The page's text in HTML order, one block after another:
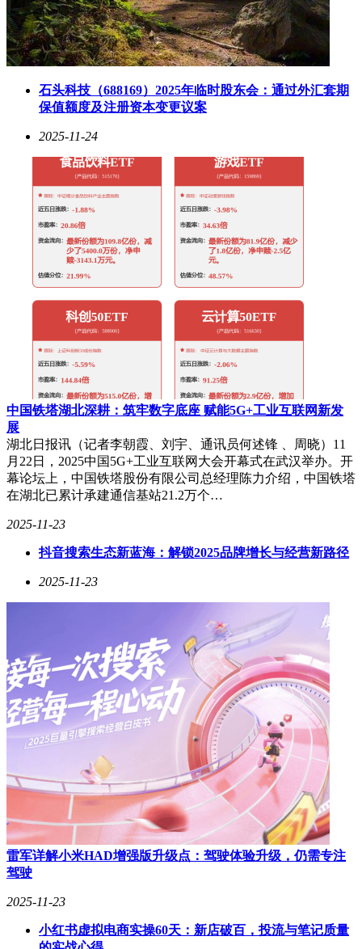
影像能力是荣耀500 Pro的核心亮点之一。主摄采用2亿像素传
感器，拥有1/1.4英寸超大底，支持CIPA5.0 OIS光学防抖，配
合全新云端AIGC人像功能，可重塑拍摄体验。实测中，无论
环境下的人像拍摄，均能呈现越级实力。拍摄高空飞机时，长
侧中框单独配置的AI按键支持三级操作逻辑：短按启动相
机、长触控对焦、长按2秒抓拍，滑动操作可实现顺滑变焦，
拍摄远处景物时无需反复拖拽屏幕，操作体验堪比专业卡片
机。系统支持自定义功能，可设置为AI识图、录音启动等快
捷入口，兼顾摄影爱好者与效率用户的需求。
性能与续航表现同样亮眼。全系搭载骁龙8系旗舰芯，Pro版配
备骁龙8 Elite芯片，配合OS Turbo X应用启动优化与Vulcan图
形引擎，多任务流畅无卡顿，抖音百张图片滑动加载更快，游
戏体验尤为突出。实测《和平精英》最大帧率为92fps，5%low
为85.6fps，温度控制在39℃。更突破性的是，轻薄机身内塞入
一块8000mAh青海湖电池，续航能力提升40%以上，彻底告别
一天多充焦虑。同时配备80W超级有线快充、50W无线快充及
27W反向充电功能，搭配都江堰AI电源管理与定制快充芯片，
实现电量精准测量。
系统层面，荣耀500 Pro搭载行业首款自进化AI智能体
YOYO，配合无界智联功能，可与苹果生态自由互联。手机与
Windows设备通过荣耀超级工作台连接，实现屏幕共享、图片
一键导入等功能，办公学习效率翻倍。YOYO具备强大的AI
执行引擎，三指下滑即可触发对话，可完成美食热量查询、文
石头科技（688169）2025年临时股东会：通过外汇套期
保值额度及注册资本变更议案
2025-11-24
中国铁塔湖北深耕：筑牢数字底座 赋能5G+工业互联网新发
展
湖北日报讯（记者李朝霞、刘宇、通讯员何述锋 、周晓）11
月22日，2025中国5G+工业互联网大会开幕式在武汉举办。开
幕论坛上，中国铁塔股份有限公司总经理陈力介绍，中国铁塔
在湖北已累计承建通信基站21.2万个…
2025-11-23
抖音搜索生态新蓝海：解锁2025品牌增长与经营新路径
2025-11-23
雷军详解小米HAD增强版升级点：驾驶体验升级，仍需专注
驾驶
2025-11-23
小红书虚拟电商实操60天：新店破百，投流与笔记质量